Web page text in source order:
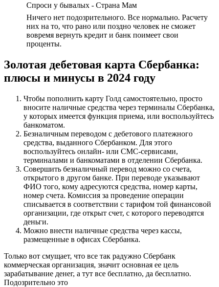
Спроси у бывалых - Страна Мам
Ничего нет подозрительного. Все нормально. Расчету
них на то, что рано или поздно человек не сможет
вовремя вернуть кредит и банк поимеет свои
проценты.
Золотая дебетовая карта Сбербанка:
плюсы и минусы в 2024 году
Чтобы пополнить карту Голд самостоятельно, просто
вносите наличные средства через терминалы Сбербанка,
у которых имеется функция приема, или воспользуйтесь
банкоматом.
Безналичным переводом с дебетового платежного
средства, выданного Сбербанком. Для этого
воспользуйтесь онлайн- или СМС-сервисами,
терминалами и банкоматами в отделении Сбербанка.
Совершить безналичный перевод можно со счета,
открытого в другом банке. При переводе указывают
ФИО того, кому адресуются средства, номер карты,
номер счета. Комиссия за проведение операции
списывается в соответствии с тарифом той финансовой
организации, где открыт счет, с которого переводятся
деньги.
Можно внести наличные средства через кассы,
размещенные в офисах Сбербанка.
Только вот смущает, что все так радужно Сбербанк
коммерческая организация, значит основная ее цель
зарабатывание денег, а тут все бесплатно, да бесплатно.
Подозрительно это